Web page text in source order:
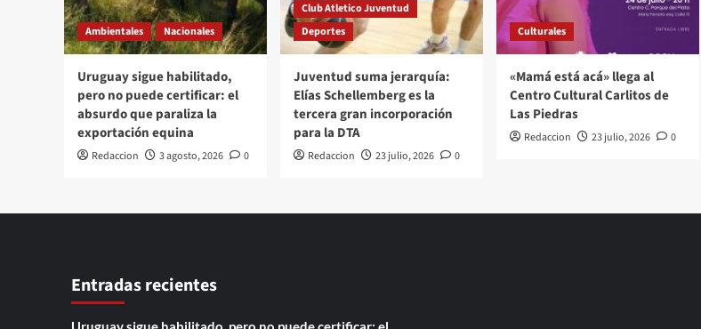
Ambientales Nacionales
Uruguay sigue habilitado,
pero no puede certificar: el
absurdo que paraliza la
exportación equina
Redaccion 3 agosto, 2026 0
Club Atletico Juventud
Deportes
Juventud suma jerarquía:
Elías Schellemberg es la
tercera gran incorporación
para la DTA
Redaccion 23 julio, 2026 0
Culturales
«Mamá está acá» llega al
Centro Cultural Carlitos de
Las Piedras
Redaccion 23 julio, 2026 0
Entradas recientes